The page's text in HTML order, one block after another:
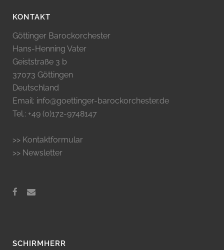
KONTAKT
Göttinger Barockorchester
Hans-Henning Vater
Geiststraße 3 b
37073 Göttingen
Deutschland
Email: info@goettinger-barockorchester.de
Tel.: +49 (0)172-9748147
>> Kontaktformular
>> Newsletter
SCHIRMHERR